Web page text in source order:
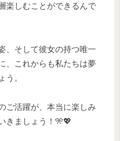
楽しむことができるんで
、そして彼女の持つ唯一
、これからも私たちは夢
う。
ご活躍が、本当に楽しみ
きましょう！🎌💖